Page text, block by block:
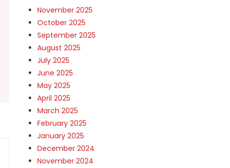
November 2025
October 2025
September 2025
August 2025
July 2025
June 2025
May 2025
April 2025
March 2025
February 2025
January 2025
December 2024
November 2024